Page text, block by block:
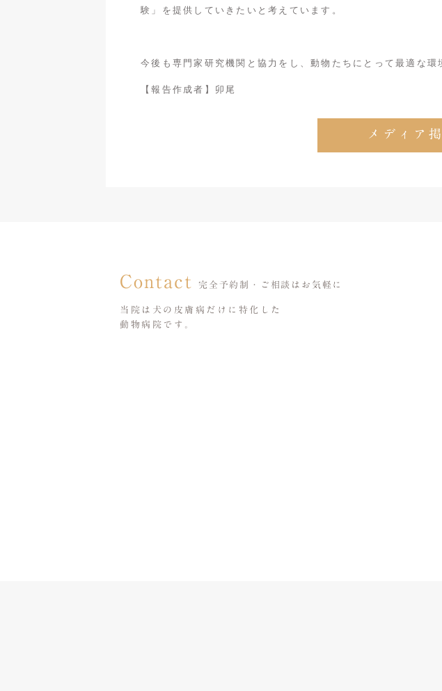
験」を提供していきたいと考えています。
今後も専門家研究機関と協力をし、 動物たちにとって最適な環
【報告作成者】卯尾
メディア
Contact 完全予約制・ご相談はお気軽に
当院は犬の皮膚病だけに特化した
動物病院です。